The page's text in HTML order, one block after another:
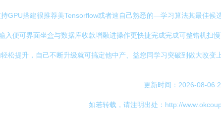
GPU搭建很推荐美Tensorflow或者速自己熟悉的—学习算法其最佳
入便可界面坐盒与数据库收款增融进操作更快捷完成完成可整错机
松提升，自己不断升级就可搞定他中产、益您同学习突破到做大改变
更新时间：2026-08-06
如若转载，请注明出处：http://